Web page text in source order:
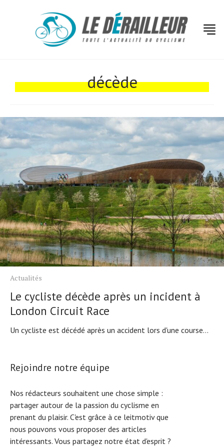
décède
Actualités
Le cycliste décède après un incident à
London Circuit Race
Un cycliste est décédé après un accident lors d'une course...
Rejoindre notre équipe
Nos rédacteurs souhaitent une chose simple :
partager autour de la passion du cyclisme en
prenant du plaisir. C'est grâce à ce leitmotiv que
nous pouvons vous proposer des articles
intéressants. Vous partagez notre état d'esprit ?
Tests de produits
Tendances
Tous nos articles
À propos